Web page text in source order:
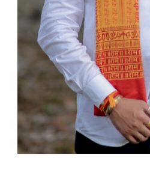
द्या!
कुणाल
भंडारी